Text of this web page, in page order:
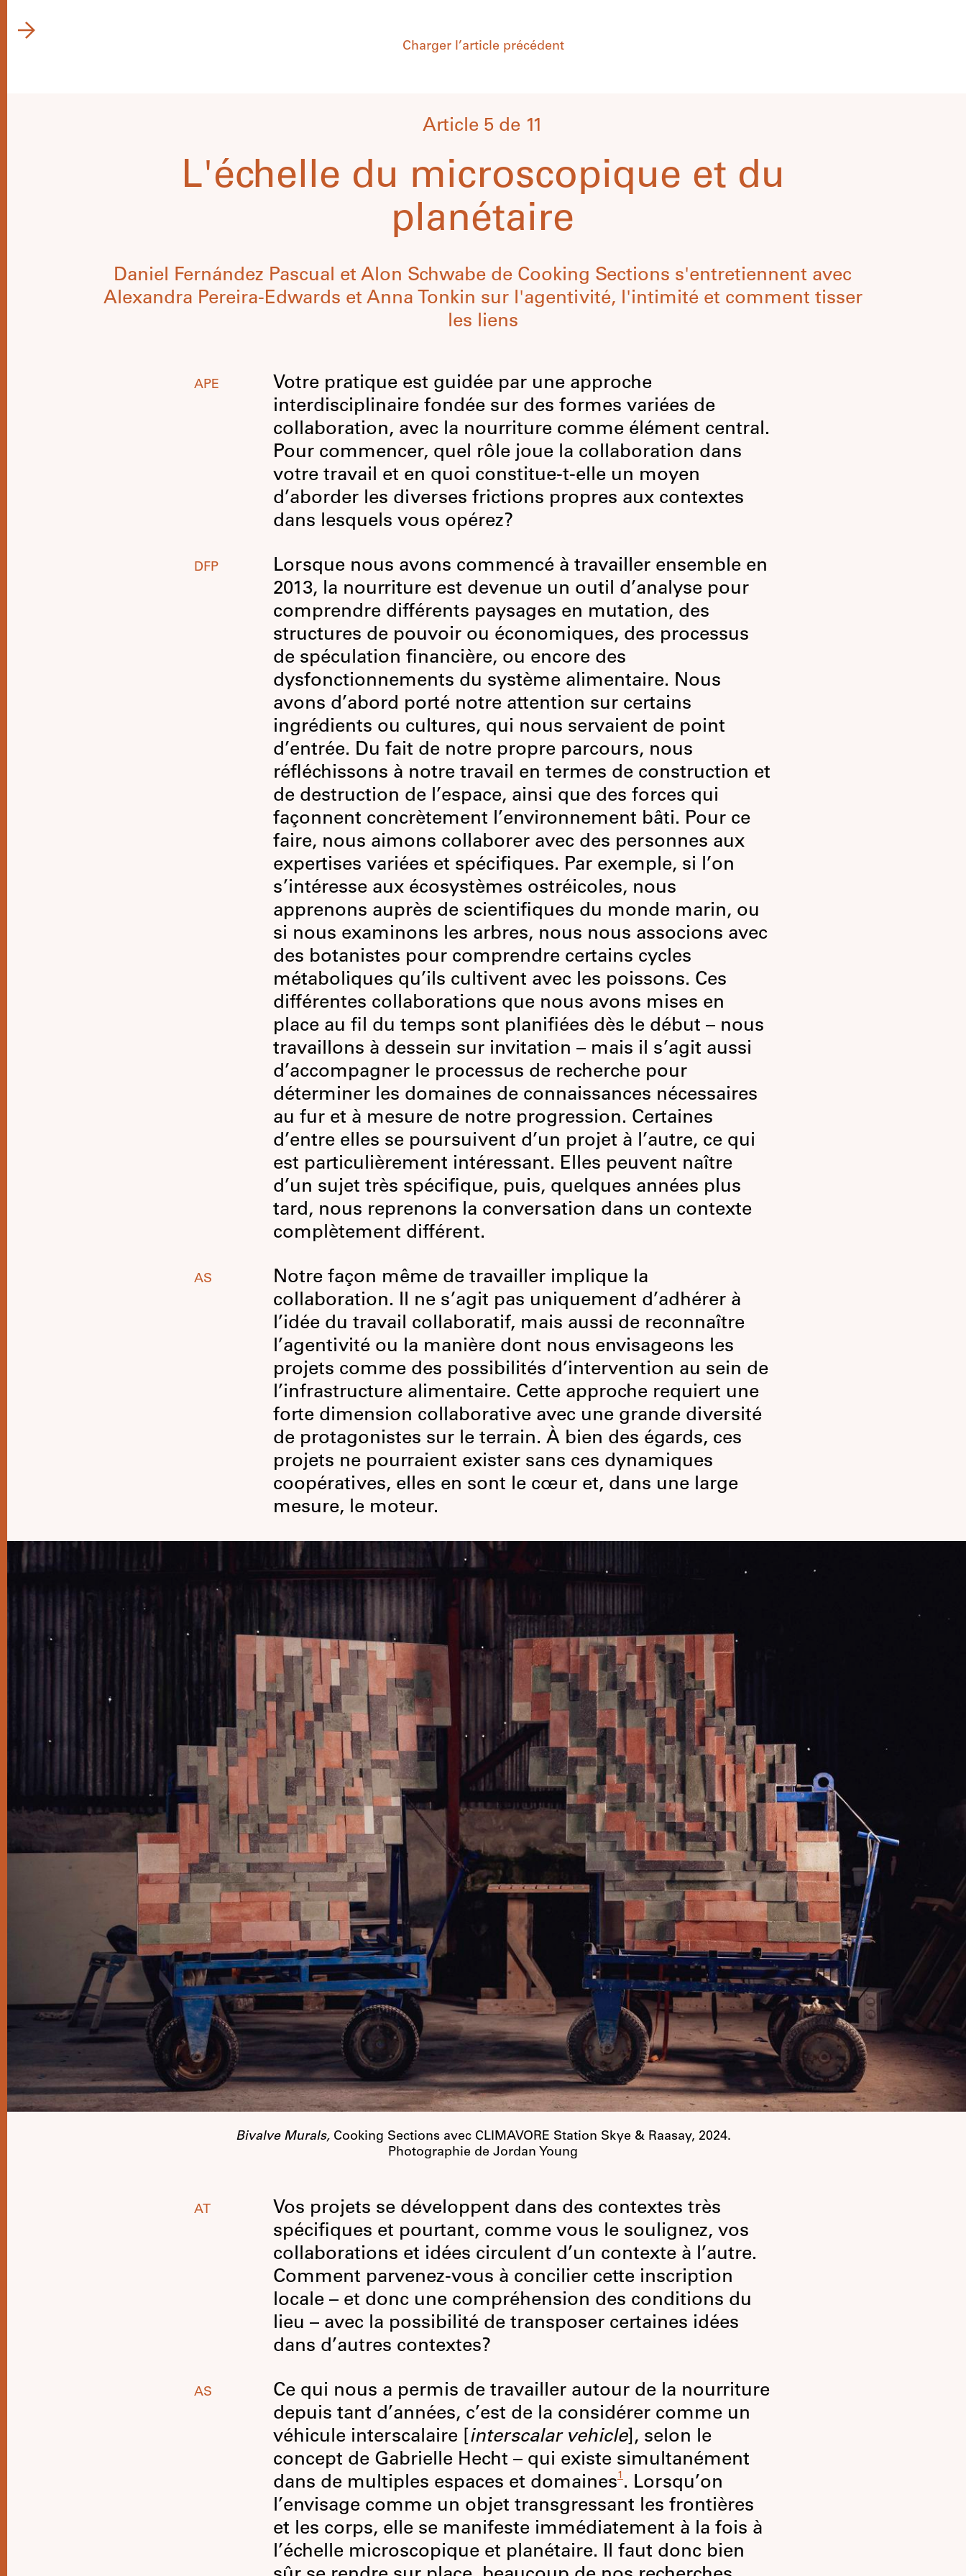
Charger l’article précédent
Article 5 de 11
L'échelle du microscopique et du
planétaire
Daniel Fernández Pascual et Alon Schwabe de Cooking Sections s'entretiennent avec
Alexandra Pereira-Edwards et Anna Tonkin sur l'agentivité, l'intimité et comment tisser
les liens
APE
Votre pratique est guidée par une approche
interdisciplinaire fondée sur des formes variées de
collaboration, avec la nourriture comme élément central.
Pour commencer, quel rôle joue la collaboration dans
votre travail et en quoi constitue-t-elle un moyen
d’aborder les diverses frictions propres aux contextes
dans lesquels vous opérez?
DFP
Lorsque nous avons commencé à travailler ensemble en
2013, la nourriture est devenue un outil d’analyse pour
comprendre différents paysages en mutation, des
structures de pouvoir ou économiques, des processus
de spéculation financière, ou encore des
dysfonctionnements du système alimentaire. Nous
avons d’abord porté notre attention sur certains
ingrédients ou cultures, qui nous servaient de point
d’entrée. Du fait de notre propre parcours, nous
réfléchissons à notre travail en termes de construction et
de destruction de l’espace, ainsi que des forces qui
façonnent concrètement l’environnement bâti. Pour ce
faire, nous aimons collaborer avec des personnes aux
expertises variées et spécifiques. Par exemple, si l’on
s’intéresse aux écosystèmes ostréicoles, nous
apprenons auprès de scientifiques du monde marin, ou
si nous examinons les arbres, nous nous associons avec
des botanistes pour comprendre certains cycles
métaboliques qu’ils cultivent avec les poissons. Ces
différentes collaborations que nous avons mises en
place au fil du temps sont planifiées dès le début – nous
travaillons à dessein sur invitation – mais il s’agit aussi
d’accompagner le processus de recherche pour
déterminer les domaines de connaissances nécessaires
au fur et à mesure de notre progression. Certaines
d’entre elles se poursuivent d’un projet à l’autre, ce qui
est particulièrement intéressant. Elles peuvent naître
d’un sujet très spécifique, puis, quelques années plus
tard, nous reprenons la conversation dans un contexte
complètement différent.
AS
Notre façon même de travailler implique la
collaboration. Il ne s’agit pas uniquement d’adhérer à
l’idée du travail collaboratif, mais aussi de reconnaître
l’agentivité ou la manière dont nous envisageons les
projets comme des possibilités d’intervention au sein de
l’infrastructure alimentaire. Cette approche requiert une
forte dimension collaborative avec une grande diversité
de protagonistes sur le terrain. À bien des égards, ces
projets ne pourraient exister sans ces dynamiques
coopératives, elles en sont le cœur et, dans une large
mesure, le moteur.
Bivalve Murals,Cooking Sections avec CLIMAVORE Station Skye & Raasay, 2024.
Photographie de Jordan Young
AT
Vos projets se développent dans des contextes très
spécifiques et pourtant, comme vous le soulignez, vos
collaborations et idées circulent d’un contexte à l’autre.
Comment parvenez-vous à concilier cette inscription
locale – et donc une compréhension des conditions du
lieu – avec la possibilité de transposer certaines idées
dans d’autres contextes?
AS
Ce qui nous a permis de travailler autour de la nourriture
depuis tant d’années, c’est de la considérer comme un
véhicule interscalaire [ interscalar vehicle], selon le
concept de Gabrielle Hecht – qui existe simultanément
dans de multiples espaces et domaines1 . Lorsqu’on
l’envisage comme un objet transgressant les frontières
et les corps, elle se manifeste immédiatement à la fois à
l’échelle microscopique et planétaire. Il faut donc bien